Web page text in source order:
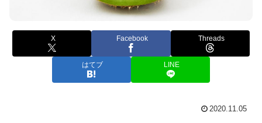
X Facebook Threads
はてブ LINE
2020.11.05